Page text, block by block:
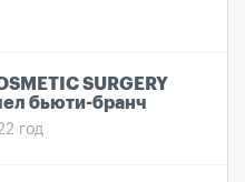
SURGERY
бьюти-бранч
год